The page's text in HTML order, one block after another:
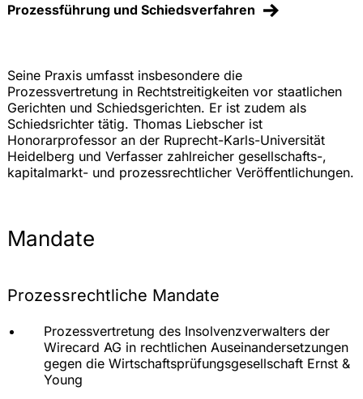
Seine Praxis umfasst insbesondere die
Prozessvertretung in Rechtstreitigkeiten vor staatlichen
Gerichten und Schiedsgerichten. Er ist zudem als
Schiedsrichter tätig. Thomas Liebscher ist
Honorarprofessor an der Ruprecht-Karls-Universität
Heidelberg und Verfasser zahlreicher gesellschafts-,
kapitalmarkt- und prozessrechtlicher Veröffentlichungen.
Prozessführung und Schiedsverfahren
Mandate
Prozessrechtliche Mandate
Prozessvertretung des Insolvenzverwalters der
Wirecard AG in rechtlichen Auseinandersetzungen
gegen die Wirtschaftsprüfungsgesellschaft Ernst &
Young